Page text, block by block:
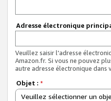
Adresse électronique
Veuillez saisir l'adresse
Amazon.fr. Si vous ne pouvez
autre adresse électronique dans
Objet : *
Veuillez sélectionner un